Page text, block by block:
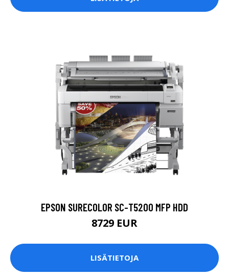
EPSON SURECOLOR SC-T5200 MFP HDD
8729 EUR
LISÄTIETOJA